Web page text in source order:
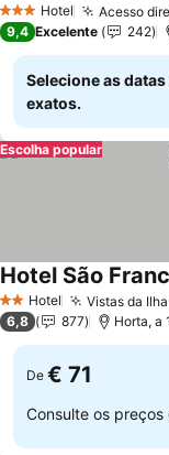
3 EstrelasHotel Acesso
9,4 Excelente 242
Selecione as
exatos.
Escolha popular
2 Estrelas
Hotel Vistas da
Hotel São
6,8 877 Horta, a
De € 71
Consulte os preços